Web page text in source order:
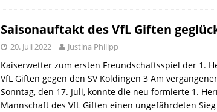
Saisonauftakt des VfL Giften
20. Juli 2022 Justina Philipp
Kaiserwetter zum ersten Freundschaftsspiel der 1.
VfL Giften gegen den SV Koldingen 3 Am
Sonntag, den 17. Juli, konnte die neu formierte 1.
Mannschaft des VfL Giften einen ungefährdeten Sieg